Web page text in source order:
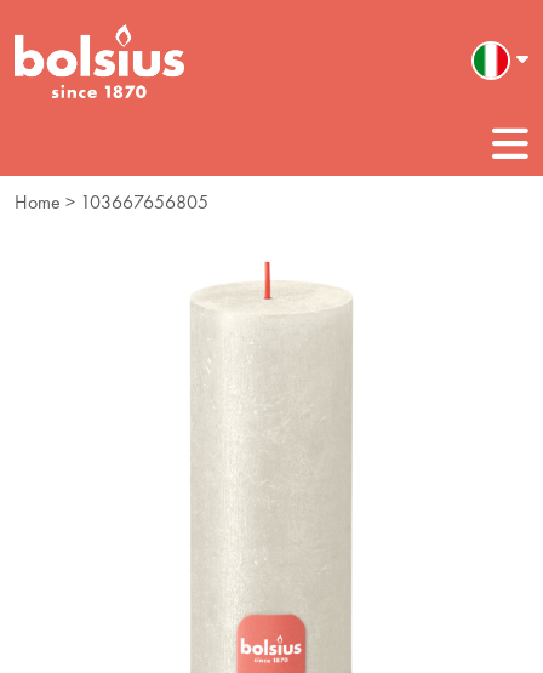
Home > 103667656805